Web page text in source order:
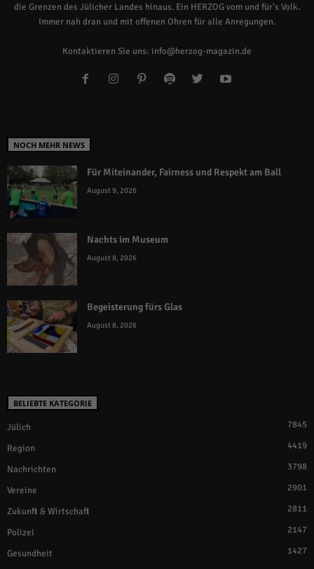
die Grenzen des Jülicher Landes hinaus. Ein HERZOG vom und für's Volk.
Immer nah dran und mit offenen Ohren für alle Anregungen.
Kontaktieren Sie uns: info@herzog-magazin.de
NOCH MEHR NEWS
Für Miteinander, Fairness und Respekt am Ball
August 9, 2026
Nachts im Museum
August 8, 2026
Begeisterung fürs Glas
August 8, 2026
BELIEBTE KATEGORIE
Jülich 7845
Region 4419
Nachrichten 3798
Vereine 2901
Zukunft & Wirtschaft 2811
Polizei 2147
Gesundheit 1427